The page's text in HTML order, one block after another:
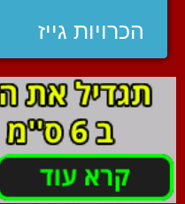
הכרויות גייז